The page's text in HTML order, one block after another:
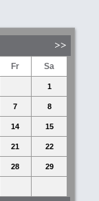
Fr Sa
1
7 8
14 15
21 22
28 29